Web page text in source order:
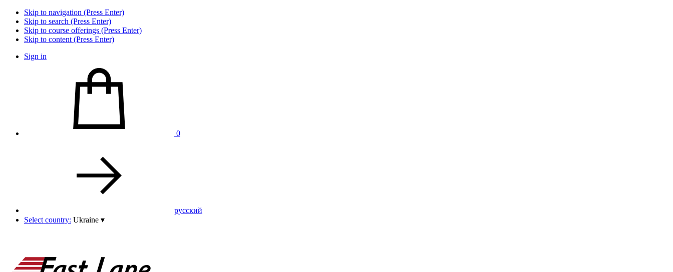
Skip to navigation (Press Enter)
Skip to search (Press Enter)
Skip to course offerings (Press Enter)
Skip to content (Press Enter)
Sign in
0
pусский
Select country: Ukraine ▾